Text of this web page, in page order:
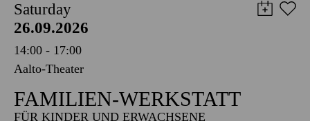
Saturday
26.09.2026
14:00 - 17:00
Aalto-Theater
FAMILIEN-WERKSTATT
FÜR KINDER UND ERWACHSENE